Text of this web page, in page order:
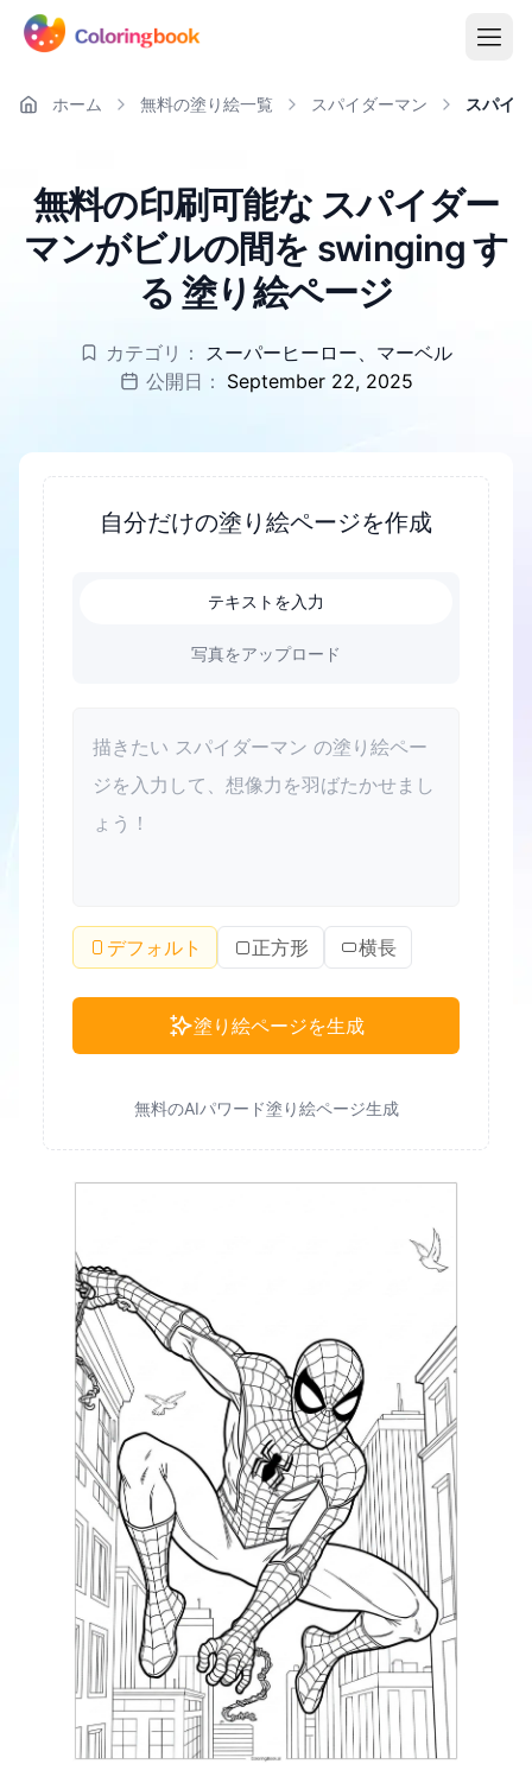
ホーム 無料の塗り絵一覧 スパイダーマン スパイ
無料の印刷可能な スパイダー
マンがビルの間を swinging す
る 塗り絵ページ
カテゴリ： スーパーヒーロー、 マーベル
公開日： September 22, 2025
自分だけの塗り絵ページを作成
テキストを入力
写真をアップロード
デフォルト 正方形 横長
塗り絵ページを生成
無料のAIパワード塗り絵ページ生成